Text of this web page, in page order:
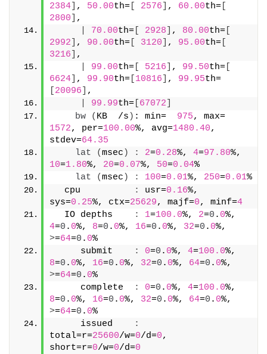
2384
, 50.00th= 2576 , 60.00th=
2800
,
70.00th= 2928 , 80.00th=
2992
, 90.00th= 3120 , 95.00th=
3216
,
99.00th= 5216 , 99.50th=
6624
, 99.90th= 10816 , 99.95th=
20096
,
99.99th= 67072
bw
( KB  /s ) : min= 975
1572, per=100.00%, avg=1480.40,
stdev=64.35
lat
(msec ) : 2=0.28%, 4=97.80
10=1.80%, 20=0.07%, 50=0.04%
lat
(msec ) : 100=0.01%, 250=0.01%
  cpu
: usr=0.16%,
sys=0.25%, ctx=25629, majf=0, minf=4
  IO depths
: 1=100.0%, 2=0 . 0
4=0 . 0%, 8=0 . 0%, 16=0 . 0%, 32=0 . 0
>=64=0 . 0%
     submit
: 0=0 . 0%, 4=100.0
8=0 . 0%, 16=0 . 0%, 32=0 . 0%, 64=0 . 0
>=64=0 . 0%
     complete
: 0=0 . 0%, 4=100.0
8=0 . 0%, 16=0 . 0%, 32=0 . 0%, 64=0 . 0
>=64=0 . 0%
     issued
:
total=r=25600/w=0/d=0,
short=r=0/w=0/d=0